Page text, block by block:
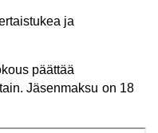
ja
päättää
Jäsenmaksu on 18